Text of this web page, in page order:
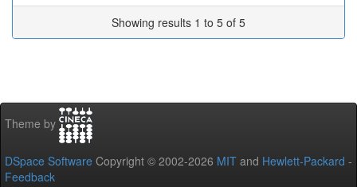
Showing results 1 to 5 of 5
Theme by
DSpace Software Copyright © 2002-2026 MIT and Hewlett-Packard -
Feedback